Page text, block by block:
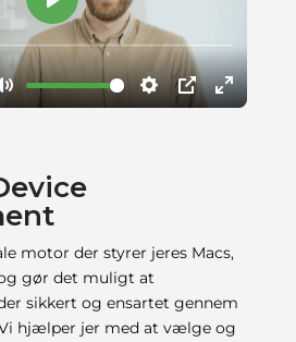
motor der styrer jeres Macs,
gør det muligt at
sikkert og ensartet gennem
Vi hjælper jer med at vælge og